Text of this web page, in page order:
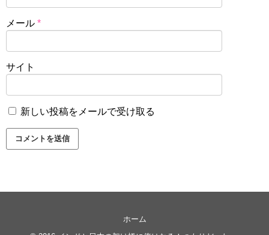
メール *
サイト
新しい投稿をメールで受け取る
ホーム